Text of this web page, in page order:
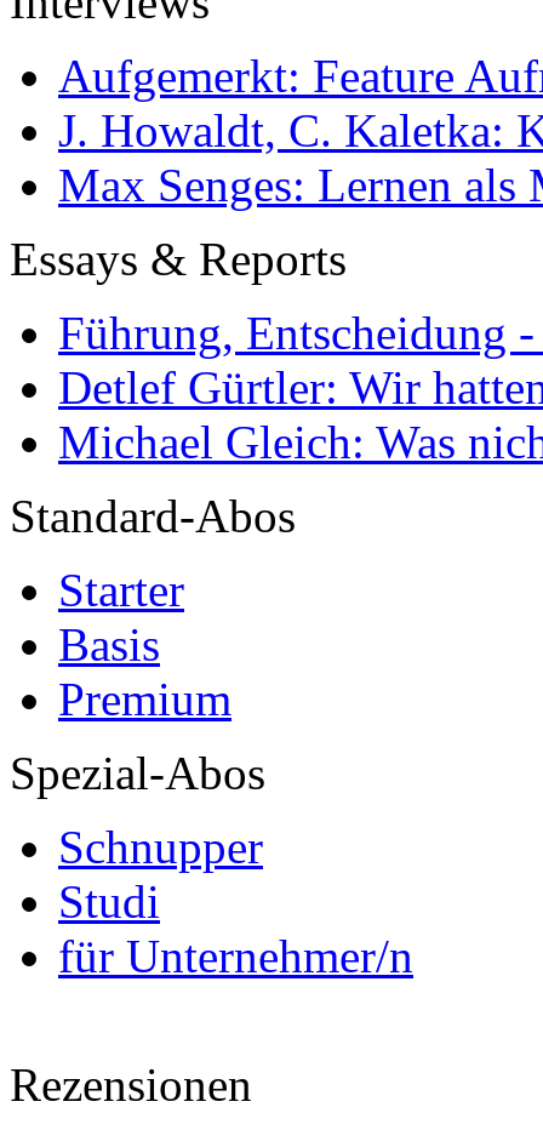
Aufgemerkt: Feature
J. Howaldt, C. Kaletka:
Max Senges: Lernen als
Essays & Reports
Führung, Entscheidung
Detlef Gürtler: Wir
Michael Gleich: Was
Standard-Abos
Starter
Basis
Premium
Spezial-Abos
Schnupper
Studi
für Unternehmer/n
Rezensionen